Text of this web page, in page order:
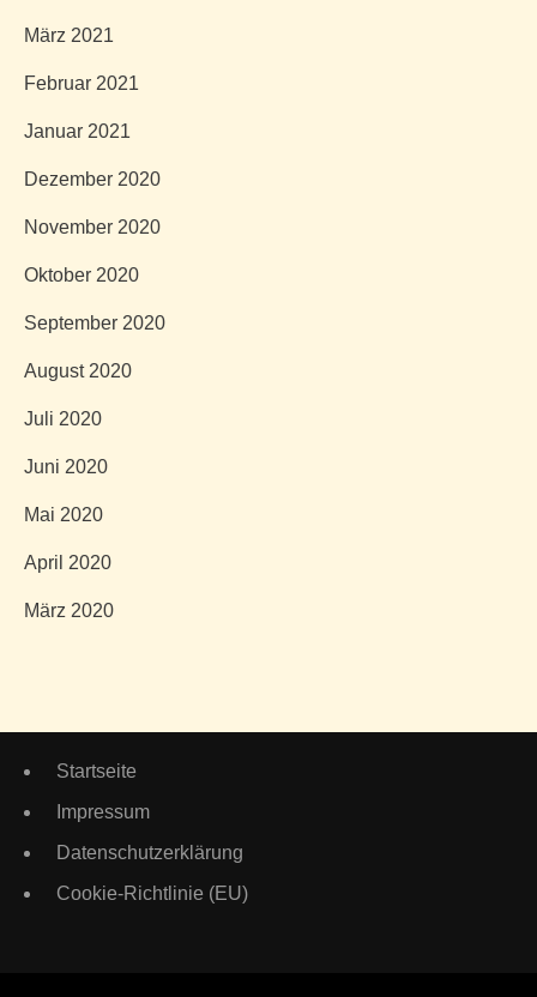
März 2021
Februar 2021
Januar 2021
Dezember 2020
November 2020
Oktober 2020
September 2020
August 2020
Juli 2020
Juni 2020
Mai 2020
April 2020
März 2020
Startseite
Impressum
Datenschutzerklärung
Cookie-Richtlinie (EU)